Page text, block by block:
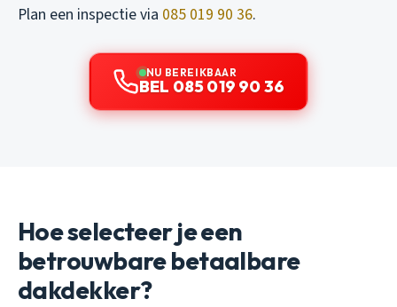
Plan een inspectie via 085 019 90 36.
NU BEREIKBAAR
BEL 085 019 90 36
Hoe selecteer je een
betrouwbare betaalbare
dakdekker?